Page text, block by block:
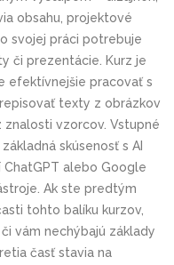
obsahu, projektové
svojej práci potrebuje
či prezentácie. Kurz je
efektívnejšie pracovať s
texty z obrázkov
vzorcov. Vstupné
skúsenosť s AI
alebo Google
Ak ste predtým
tohto balíku kurzov,
vám nechýbajú základy
časť stavia na